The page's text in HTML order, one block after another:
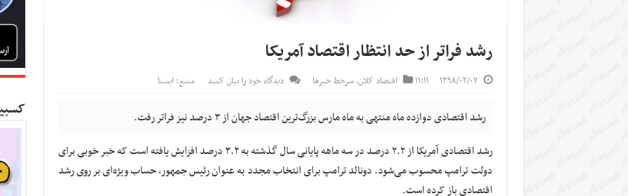
رشد فراتر از حد انتظار اقتصاد آمریکا
۱۳۹۸/۰۲/۰۷ ۱۱:۱۱ اقتصاد کلان,سرخط خبرها دیدگاه خود را بیان کنید منبع: ایسنا
رشد اقتصادی دوازده ماه منتهی به ماه مارس بزرگ‌ترین اقتصاد جهان از ۳ درصد نیز فراتر رفت.
رشد اقتصادی آمریکا از ۲.۲ درصد در سه ماهه پایانی سال گذشته به ۳.۲ درصد افزایش یافته است که خبر خوبی برای
دولت ترامپ محسوب می‌شود. دونالد ترامپ برای انتخاب مجدد به عنوان رئیس جمهور، حساب ویژه‌ای بر روی رشد
اقتصادی باز کرده است.